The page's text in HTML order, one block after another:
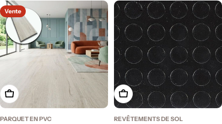
vente
Vente
Ajouter au panier
PARQUET EN PVC
Choisissez les options
REVÊTEMENTS DE SOL